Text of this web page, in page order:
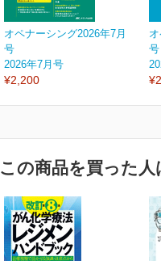
オペナーシング2026年7月
号
2026年7月号
¥2,200
号
この商品を買った